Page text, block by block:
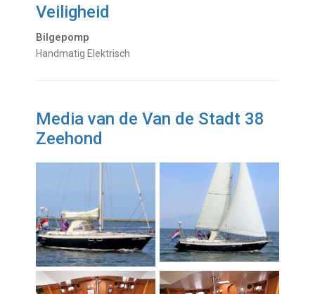
Veiligheid
Bilgepomp
Handmatig Elektrisch
Media van de Van de Stadt 38
Zeehond